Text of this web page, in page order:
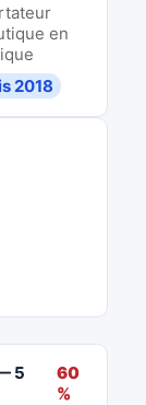
en
2018
5
60
%